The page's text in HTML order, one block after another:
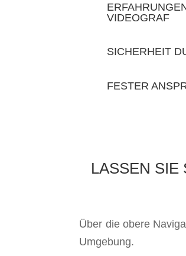
VIDEOGRAF
SICHERHEIT
FESTER
LASSEN
Über die obere
Umgebung.